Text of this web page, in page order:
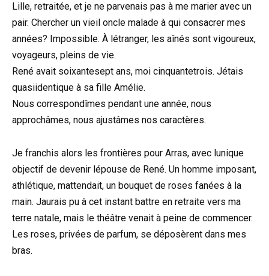
Lille, retraitée, et je ne parvenais pas à me marier avec un
pair. Chercher un vieil oncle malade à qui consacrer mes
années? Impossible. À létranger, les aînés sont vigoureux,
voyageurs, pleins de vie.
René avait soixantesept ans, moi cinquantetrois. Jétais
quasiidentique à sa fille Amélie.
Nous correspondîmes pendant une année, nous
approchâmes, nous ajustâmes nos caractères.
Je franchis alors les frontières pour Arras, avec lunique
objectif de devenir lépouse de René. Un homme imposant,
athlétique, mattendait, un bouquet de roses fanées à la
main. Jaurais pu à cet instant battre en retraite vers ma
terre natale, mais le théâtre venait à peine de commencer.
Les roses, privées de parfum, se déposèrent dans mes
bras.